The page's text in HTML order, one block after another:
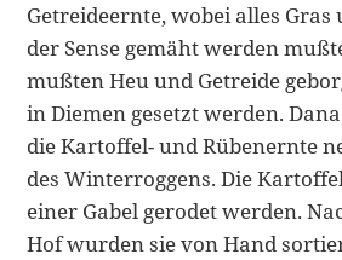
Getreideernte, wobei alles Gras
der Sense gemäht werden
mußten Heu und Getreide
in Diemen gesetzt werden.
die Kartoffel- und Rübenernte
des Winter­roggens. Die
einer Gabel gerodet werden.
Hof wurden sie von Hand